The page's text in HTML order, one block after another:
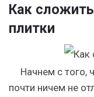
Как
плитки
Начнем с того,
почти ничем не